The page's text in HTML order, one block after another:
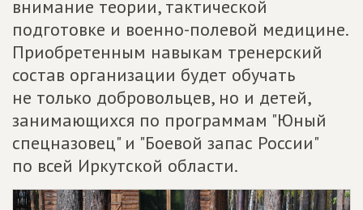
внимание теории, тактической
подготовке и военно-полевой медицине.
Приобретенным навыкам тренерский
состав организации будет обучать
не только добровольцев, но и детей,
занимающихся по программам "Юный
спецназовец" и "Боевой запас России"
по всей Иркутской области.